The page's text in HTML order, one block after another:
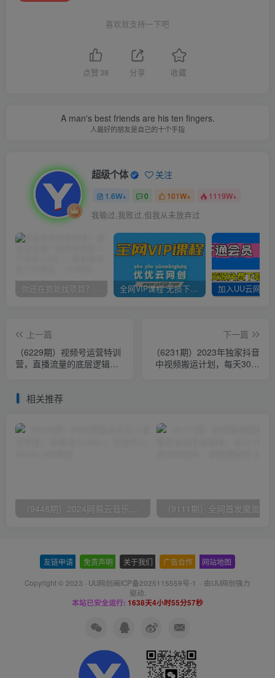
喜欢就支持一下吧
点赞 38 分享 收藏
A man's best friends are his ten fingers.
人最好的朋友是自己的十个手指
超级个体 关注
1.6W+ 0 101W+ 1119W+
我输过,我败过,但我从未放弃过
你还在到处找项目？还在当韭菜？我靠卖项目一个月收入5万+，曾经我也是个失败者。 全网VIP课程 无损下载~
上一篇
（6229期）视频号运营特训
营，直播流量的底层逻辑，
下一篇
（6231期）2023年独家抖音
中视频搬运计划，每天30分
相关推荐
友链申请 免责声明 关于我们 广告合作 网站地图
Copyright © 2023 · UU网创闽ICP备2025115559号-1 · 由UU网创强力
驱动.
本站已安全运行: 1638天4小时55分58秒